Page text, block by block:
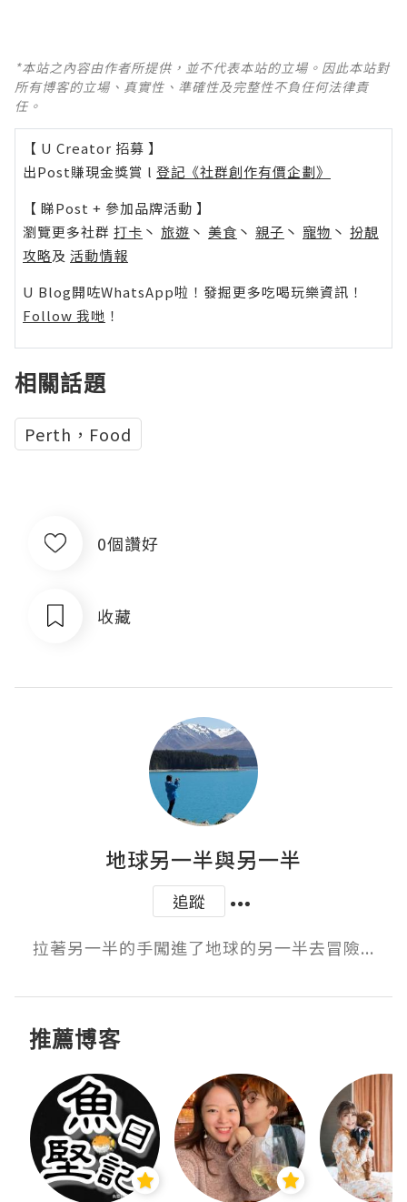
*本站之內容由作者所提供，並不代表本站的立場。因此本站對
所有博客的立場、真實性、準確性及完整性不負任何法律責
任。
【 U Creator 招募 】
出Post賺現金獎賞 l 登記《社群創作有價企劃》
【 睇Post + 參加品牌活動 】
瀏覽更多社群 打卡 丶 旅遊 丶 美食 丶 親子 丶 寵物 丶 扮靚
攻略及 活動情報
U Blog開咗WhatsApp啦！發掘更多吃喝玩樂資訊！
Follow 我哋 ！
相關話題
Perth，Food
0個讚好
收藏
地球另一半與另一半
追蹤
拉著另一半的手闖進了地球的另一半去冒險...
推薦博客